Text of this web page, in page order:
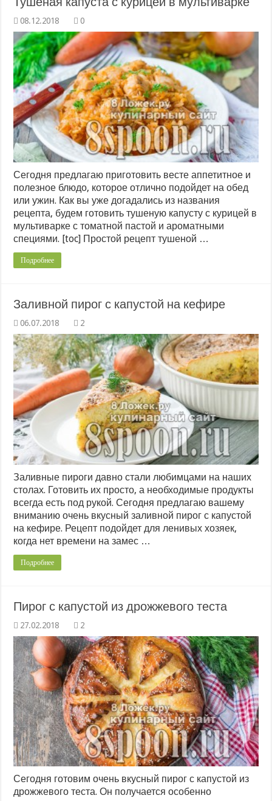
0
Сегодня предлагаю приготовить весте аппетитное и
полезное блюдо, которое отлично подойдет на обед
или ужин. Как вы уже догадались из названия
рецепта, будем готовить тушеную капусту с курицей в
мультиварке с томатной пастой и ароматными
специями. [toc] Простой рецепт тушеной …
Подробнее
Заливной пирог с капустой на кефире
2
Заливные пироги давно стали любимцами на наших
столах. Готовить их просто, а необходимые продукты
всегда есть под рукой. Сегодня предлагаю вашему
вниманию очень вкусный заливной пирог с капустой
на кефире. Рецепт подойдет для ленивых хозяек,
когда нет времени на замес …
Подробнее
Пирог с капустой из дрожжевого теста
2
Сегодня готовим очень вкусный пирог с капустой из
дрожжевого теста. Он получается особенно